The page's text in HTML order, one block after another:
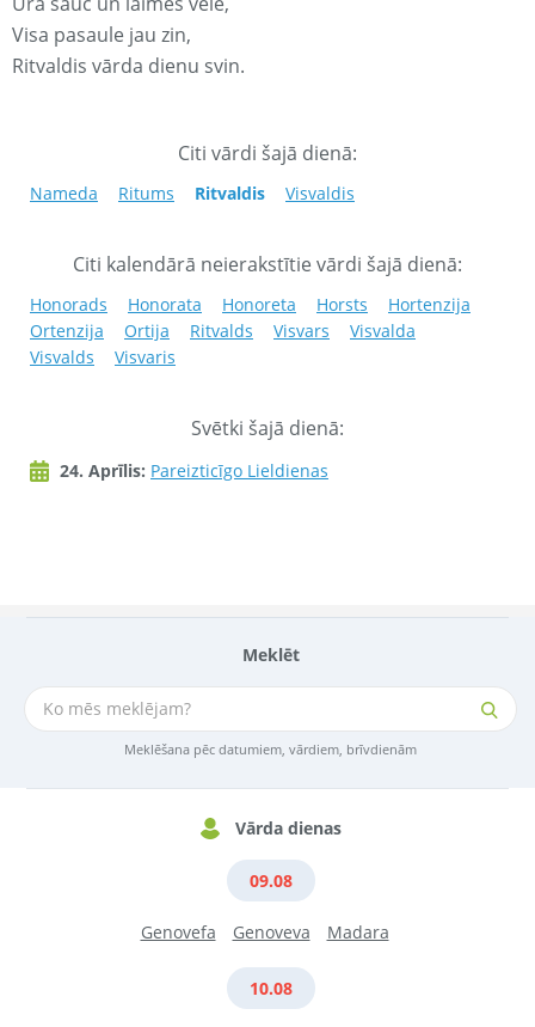
Meklēt
Meklēšana pēc datumiem, vārdiem, brīvdienām
Vārda dienas
09.08
Genovefa Genoveva Madara
10.08
Visa pasaule jau zin,
Ritvaldis vārda dienu svin.
Citi vārdi šajā dienā:
Nameda Ritums Ritvaldis Visvaldis
Citi kalendārā neierakstītie vārdi šajā dienā:
Honorads Honorata Honoreta Horsts
Hortenzija
Ortenzija
Ortija Ritvalds Visvars
Visvalda
Visvalds
Visvaris
Svētki šajā dienā:
24. Aprīlis: Pareizticīgo Lieldienas